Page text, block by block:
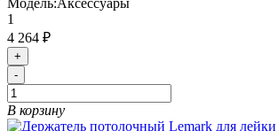
Модель:Аксессуары
1
4 264 ₽
+
-
В корзину